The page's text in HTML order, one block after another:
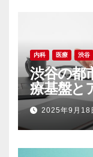
内科 医療 渋谷
渋谷の都
療基盤と
の魅力
2025年9月18